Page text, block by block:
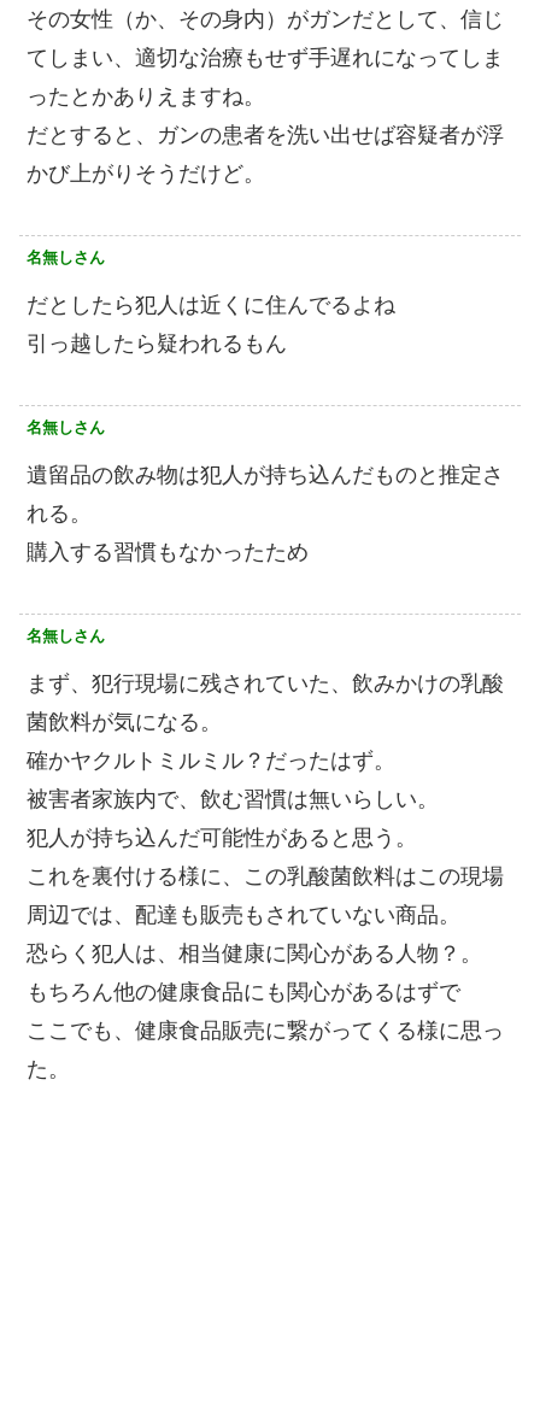
その女性（か、その身内）がガンだとして、信じ
てしまい、適切な治療もせず手遅れになってしま
ったとかありえますね。
だとすると、ガンの患者を洗い出せば容疑者が浮
かび上がりそうだけど。
名無しさん
だとしたら犯人は近くに住んでるよね
引っ越したら疑われるもん
名無しさん
遺留品の飲み物は犯人が持ち込んだものと推定さ
れる。
購入する習慣もなかったため
名無しさん
まず、犯行現場に残されていた、飲みかけの乳酸
菌飲料が気になる。
確かヤクルトミルミル？だったはず。
被害者家族内で、飲む習慣は無いらしい。
犯人が持ち込んだ可能性があると思う。
これを裏付ける様に、この乳酸菌飲料はこの現場
周辺では、配達も販売もされていない商品。
恐らく犯人は、相当健康に関心がある人物？。
もちろん他の健康食品にも関心があるはずで
ここでも、健康食品販売に繋がってくる様に思っ
た。